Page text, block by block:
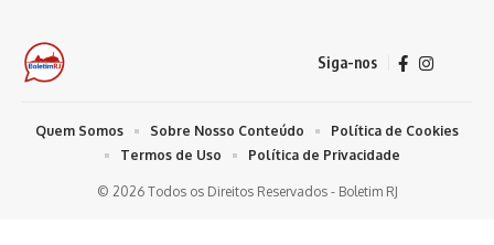
Siga-nos
© 2026 Todos os Direitos Reservados - Boletim RJ
Quem Somos Sobre Nosso Conteúdo
Política de Cookies
Termos de Uso
Política de Privacidade